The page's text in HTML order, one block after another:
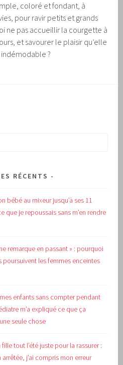
coloré et fondant, à
pour ravir petits et grands
ne pas accueillir la courgette à
et savourer le plaisir qu’elle
?
RÉCENTS
bébé au mixeur jusqu’à ses 11
que je repoussais sans m’en rendre
remarque en passant » : pourquoi
poursuivent les femmes enceintes
enfants sans compter pendant
m’a expliqué ce que ça
seule chose
tout l’été juste pour la rassurer :
j’ai compris mon erreur